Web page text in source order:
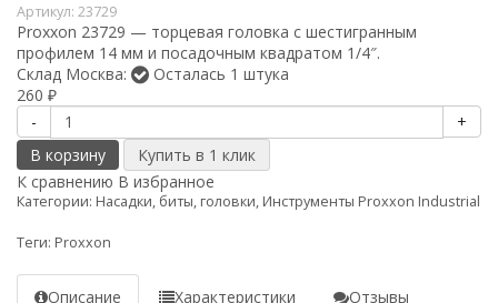
Артикул: 23729
Proxxon 23729 — торцевая головка с шестигранным
профилем 14 мм и посадочным квадратом 1/4″.
Склад Москва:
Осталась 1 штука
260 ₽
-
+
В корзину
К сравнению В избранное
Категории: Насадки, биты, головки, Инструменты Proxxon Industrial
Теги: Proxxon
Описание Характеристики Отзывы